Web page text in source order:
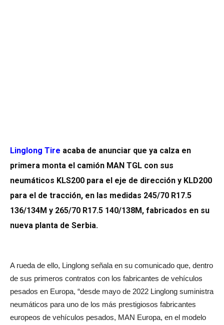
Linglong Tire acaba de anunciar que ya calza en
primera monta el camión MAN TGL con sus
neumáticos KLS200 para el eje de dirección y KLD200
para el de tracción, en las medidas 245/70 R17.5
136/134M y 265/70 R17.5 140/138M, fabricados en su
nueva planta de Serbia.
A rueda de ello, Linglong señala en su comunicado que, dentro
de sus primeros contratos con los fabricantes de vehículos
pesados en Europa, “desde mayo de 2022 Linglong suministra
neumáticos para uno de los más prestigiosos fabricantes
europeos de vehículos pesados, MAN Europa, en el modelo